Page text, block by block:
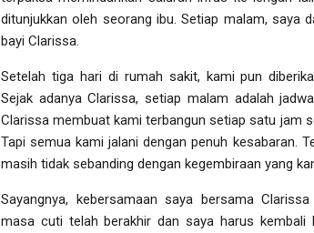
ditunjukkan oleh seorang ibu. Setiap malam, saya
bayi Clarissa.
Setelah tiga hari di rumah sakit, kami pun
Sejak adanya Clarissa, setiap malam adalah
Clarissa membuat kami terbangun setiap satu jam
Tapi semua kami jalani dengan penuh kesabaran.
masih tidak sebanding dengan kegembiraan yang
Sayangnya, kebersamaan saya bersama
masa cuti telah berakhir dan saya harus kembali